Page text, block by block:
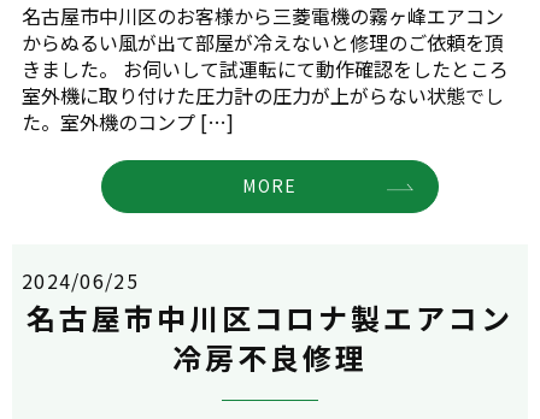
名古屋市中川区のお客様から三菱電機の霧ヶ峰エアコン
からぬるい風が出て部屋が冷えないと修理のご依頼を頂
きました。 お伺いして試運転にて動作確認をしたところ
室外機に取り付けた圧力計の圧力が上がらない状態でし
た。室外機のコンプ […]
MORE
2024/06/25
名古屋市中川区コロナ製エアコン
冷房不良修理